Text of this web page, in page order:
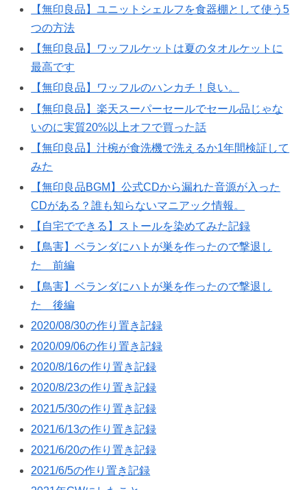
【無印良品】ユニットシェルフを食器棚として使う5
つの方法
【無印良品】ワッフルケットは夏のタオルケットに
最高です
【無印良品】ワッフルのハンカチ！良い。
【無印良品】楽天スーパーセールでセール品じゃな
いのに実質20%以上オフで買った話
【無印良品】汁椀が食洗機で洗えるか1年間検証して
みた
【無印良品BGM】公式CDから漏れた音源が入った
CDがある？誰も知らないマニアック情報。
【自宅でできる】ストールを染めてみた記録
【鳥害】ベランダにハトが巣を作ったので撃退し
た 前編
【鳥害】ベランダにハトが巣を作ったので撃退し
た 後編
2020/08/30の作り置き記録
2020/09/06の作り置き記録
2020/8/16の作り置き記録
2020/8/23の作り置き記録
2021/5/30の作り置き記録
2021/6/13の作り置き記録
2021/6/20の作り置き記録
2021/6/5の作り置き記録